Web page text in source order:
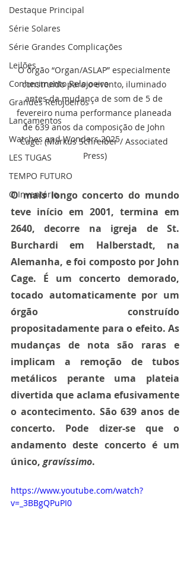
Destaque Principal
Série Solares
Série Grandes Complicações
Leilões
Conhecimento Relojoeiro
Grandes Relojoeiros
Lançamentos
Watches and Wonders 2025
LES TUGAS
TEMPO FUTURO
O Inventário
O órgão “Organ/ASLAP” especialmente
construído para o evento, iluminado
antes da mudança de som de 5 de
fevereiro numa performance planeada
de 639 anos da composição de John
Cage. (Markus Schreiber / Associated
Press)
O mais longo concerto do mundo
teve início em 2001, termina em
2640, decorre na igreja de St.
Burchardi em Halberstadt, na
Alemanha, e foi composto por John
Cage. É um concerto demorado,
tocado automaticamente por um
órgão construído
propositadamente para o efeito. As
mudanças de nota são raras e
implicam a remoção de tubos
metálicos perante uma plateia
divertida que aclama efusivamente
o acontecimento. São 639 anos de
concerto. Pode dizer-se que o
andamento deste concerto é um
único, gravíssimo.
https://www.youtube.com/watch?
v=_3BBgQPuPI0